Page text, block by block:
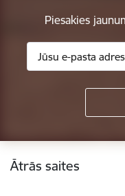
Piesakies
Kājene
Ātrās saites